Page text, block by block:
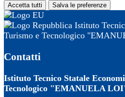
Accetta tutti Salva le preferenze
Istituto
Turismo e Tecnologico
Contatti
Istituto Tecnico Statale
Tecnologico "EMANUELA